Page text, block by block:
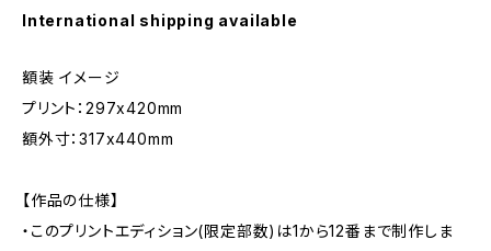
International shipping available
額装 イメージ
プリント：297x420mm
額外寸：317x440mm
【作品の仕様】
・このプリントエディション(限定部数)は1から12番まで制作しま